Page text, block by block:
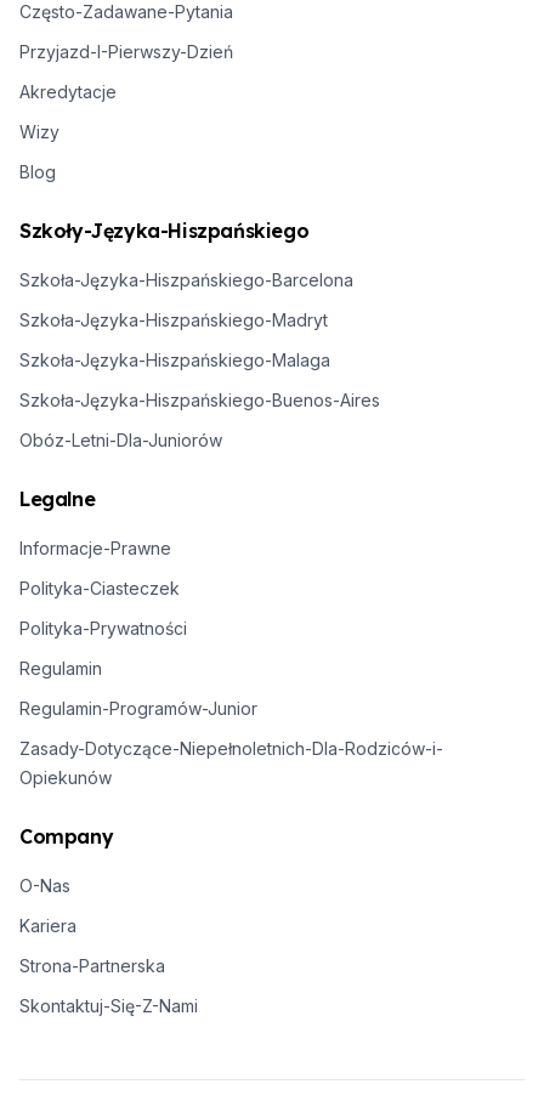
Często-Zadawane-Pytania
Przyjazd-I-Pierwszy-Dzień
Akredytacje
Wizy
Blog
Szkoły-Języka-Hiszpańskiego
Szkoła-Języka-Hiszpańskiego-Barcelona
Szkoła-Języka-Hiszpańskiego-Madryt
Szkoła-Języka-Hiszpańskiego-Malaga
Szkoła-Języka-Hiszpańskiego-Buenos-Aires
Obóz-Letni-Dla-Juniorów
Legalne
Informacje-Prawne
Polityka-Ciasteczek
Polityka-Prywatności
Regulamin
Regulamin-Programów-Junior
Zasady-Dotyczące-Niepełnoletnich-Dla-Rodziców-i-
Opiekunów
Company
O-Nas
Kariera
Strona-Partnerska
Skontaktuj-Się-Z-Nami